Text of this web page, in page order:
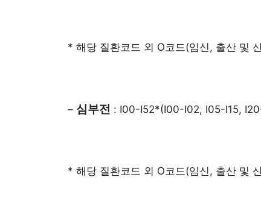
* 해당 질환코드 외 O코드(임신, 출산 및
– 심부전 : I00-I52*(I00-I02, I05-I15,
* 해당 질환코드 외 O코드(임신, 출산 및